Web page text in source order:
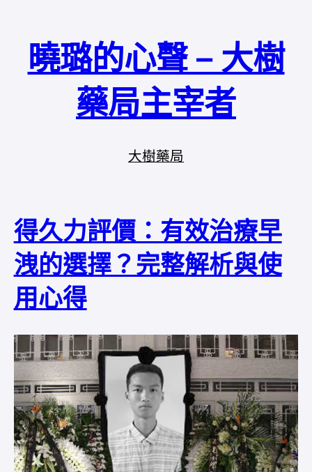
曉璐的心聲 – 大樹
藥局主宰者
大樹藥局
得久力評價：有效治療早
洩的選擇？完整解析與使
用心得